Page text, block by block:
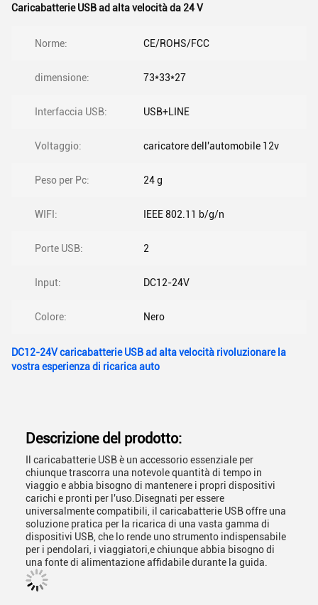
Caricabatterie USB ad alta velocità da 24 V
Norme: CE/ROHS/FCC
dimensione: 73*33*27
Interfaccia USB: USB+LINE
Voltaggio: caricatore dell'automobile 12v
Peso per Pc: 24 g
WIFI: IEEE 802.11 b/g/n
Porte USB: 2
Input: DC12-24V
Colore: Nero
DC12-24V caricabatterie USB ad alta velocità rivoluzionare la
vostra esperienza di ricarica auto
Descrizione del prodotto:
Il caricabatterie USB è un accessorio essenziale per
chiunque trascorra una notevole quantità di tempo in
viaggio e abbia bisogno di mantenere i propri dispositivi
carichi e pronti per l'uso.Disegnati per essere
universalmente compatibili, il caricabatterie USB offre una
soluzione pratica per la ricarica di una vasta gamma di
dispositivi USB, che lo rende uno strumento indispensabile
per i pendolari, i viaggiatori,e chiunque abbia bisogno di
una fonte di alimentazione affidabile durante la guida.